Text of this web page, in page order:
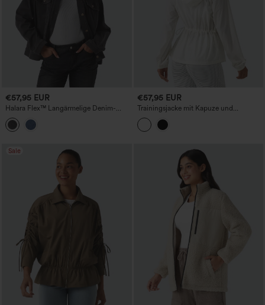
€57,95 EUR
Halara Flex™ Langärmelige Denim-
Freizeitjacke mit Rundhalsausschnitt
und Taschen
€57,95 EUR
Trainingsjacke mit Kapuze und
Kordelzug, kontrastierenden
Mesh‑Einsätzen und Taschen
Sale